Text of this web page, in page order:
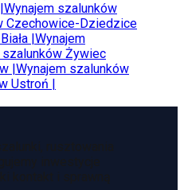
Wynajem szalunków
Czechowice-Dziedzice
Wynajem
szalunków Żywiec
Wynajem szalunków
Ustroń